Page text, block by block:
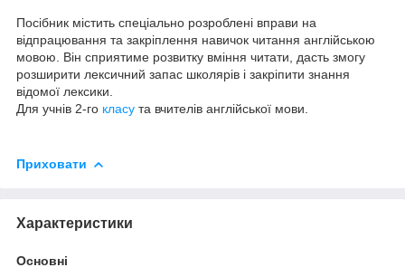
Посібник містить спеціально розроблені вправи на
відпрацювання та закріплення навичок читання англійською
мовою. Він сприятиме розвитку вміння читати, дасть змогу
розширити лексичний запас школярів і закріпити знання
відомої лексики.
Для учнів 2-го класу та вчителів англійської мови.
Приховати
Характеристики
Основні